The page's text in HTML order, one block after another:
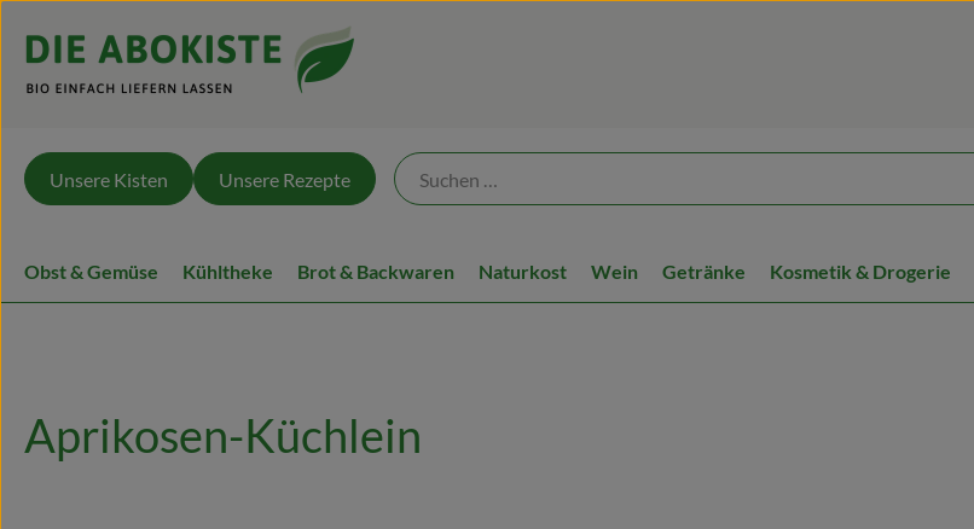
Unsere Kisten Unsere Rezepte
Obst & Gemüse Kühltheke Brot & Backwaren Naturkost Wein Getränke Kosmetik & Drogerie
Aprikosen-Küchlein